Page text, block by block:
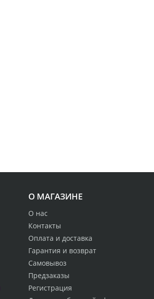
О МАГАЗИНЕ
О нас
Контакты
Оплата и доставка
Гарантия и возврат
Самовывоз
Предзаказы
Регистрация